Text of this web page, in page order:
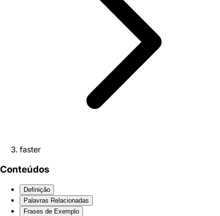
faster
Conteúdos
Definição
Palavras Relacionadas
Frases de Exemplo